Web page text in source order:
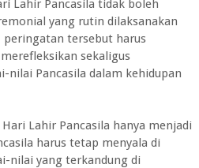
Lahir Pancasila tidak boleh
yang rutin dilaksanakan
tersebut harus
sekaligus
Pancasila dalam kehidupan
Lahir Pancasila hanya menjadi
harus tetap menyala di
nilai yang terkandung di